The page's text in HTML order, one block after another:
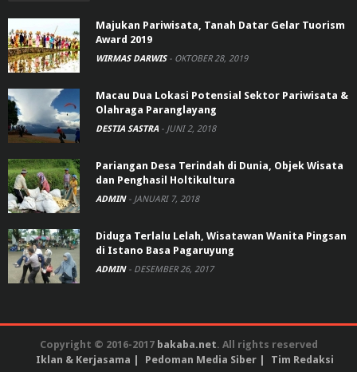
Majukan Pariwisata, Tanah Datar Gelar Tuorism
Award 2019
WIRMAS DARWIS - OKTOBER 28, 2019
Macau Dua Lokasi Potensial Sektor Pariwisata &
Olahraga Paranglayang
DESTIA SASTRA - JUNI 2, 2018
Pariangan Desa Terindah di Dunia, Objek Wisata
dan Penghasil Holtikultura
ADMIN - JANUARI 7, 2018
Diduga Terlalu Lelah, Wisatawan Wanita Pingsan
di Istano Basa Pagaruyung
ADMIN - DESEMBER 26, 2017
Copyright © 2016-2017 bakaba.net. All rights reserved
Iklan & Kerjasama
Pedoman Media Siber Tim Redaksi